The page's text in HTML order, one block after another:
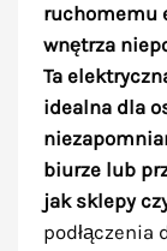
ruchomemu
wnętrza
Ta
idealna dla
biurze lub
jak sklepy
podłączenia